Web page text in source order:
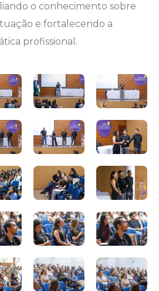
o conhecimento sobre
e fortalecendo a
profissional.